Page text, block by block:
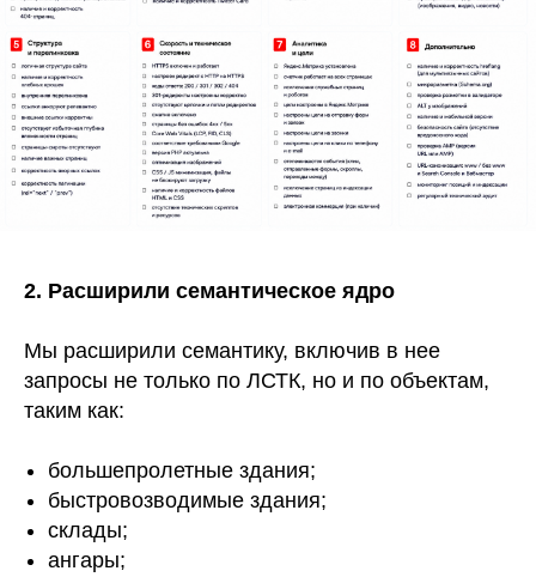
2. Расширили семантическое ядро
Мы расширили семантику, включив в нее
запросы не только по ЛСТК, но и по объектам,
таким как:
большепролетные здания;
быстровозводимые здания;
склады;
ангары;